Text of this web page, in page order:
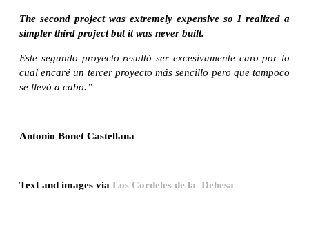
The second project was extremely expensive so I realized a
simpler third project but it was never built.
Este segundo proyecto resultó ser excesivamente caro por lo
cual encaré un tercer proyecto más sencillo pero que tampoco
se llevó a cabo.”
Antonio Bonet Castellana
Text and images via Los Cordeles de la Dehesa